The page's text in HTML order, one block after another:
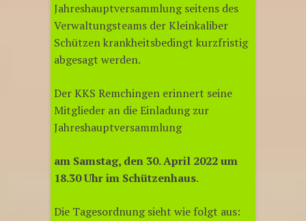
Jahreshauptversammlung seitens des
Verwaltungsteams der Kleinkaliber
Schützen krankheitsbedingt kurzfristig
abgesagt werden.
Der KKS Remchingen erinnert seine
Mitglieder an die Einladung zur
Jahreshauptversammlung
am Samstag, den 30. April 2022 um
18.30 Uhr im Schützenhaus.
Die Tagesordnung sieht wie folgt aus: